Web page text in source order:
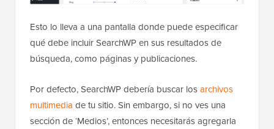
Esto lo lleva a una pantalla donde puede especificar
qué debe incluir SearchWP en sus resultados de
búsqueda, como páginas y publicaciones.
Por defecto, SearchWP debería buscar losarchivos
multimedia de tu sitio. Sin embargo, si no ves una
sección de ‘Medios’, entonces necesitarás agregarla